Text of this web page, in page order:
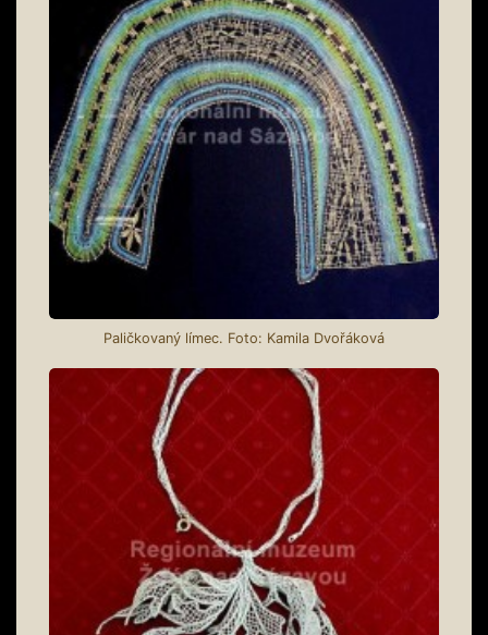
Paličkovaný límec. Foto: Kamila Dvořáková